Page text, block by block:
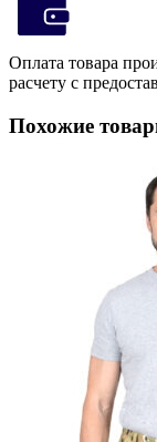
Оплата товара
расчету с
Похожие